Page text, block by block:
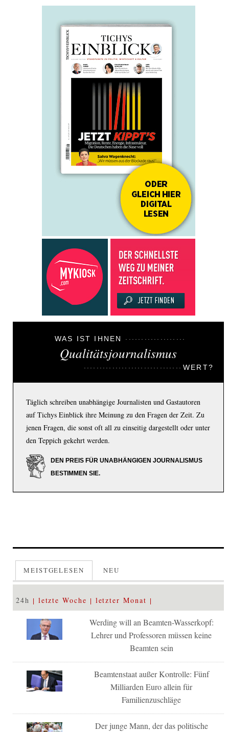
WAS IST IHNEN
Qualitätsjournalismus
WERT?
Täglich schreiben unabhängige Journalisten und Gastautoren
auf Tichys Einblick ihre Meinung zu den Fragen der Zeit. Zu
jenen Fragen, die sonst oft all zu einseitig dargestellt oder unter
den Teppich gekehrt werden.
DEN PREIS FÜR UNABHÄNGIGEN JOURNALISMUS
BESTIMMEN SIE.
MEISTGELESEN NEU
24h letzte Woche letzter Monat
Werding will an Beamten-Wasserkopf:
Lehrer und Professoren müssen keine
Beamten sein
Beamtenstaat außer Kontrolle: Fünf
Milliarden Euro allein für
Familienzuschläge
Der junge Mann, der das politische